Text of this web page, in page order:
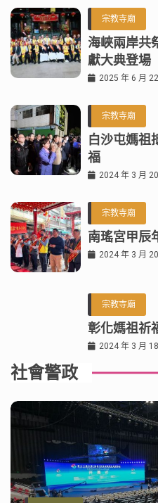
宗教寺廟
海峽兩岸共
獻大典登場
2025 年 6 月
宗教寺廟
白沙屯媽祖
福
2024 年 3 月
宗教寺廟
南瑤宮甲辰
2024 年 3 月
宗教寺廟
彰化媽祖祈
2024 年 3 月
社會警政